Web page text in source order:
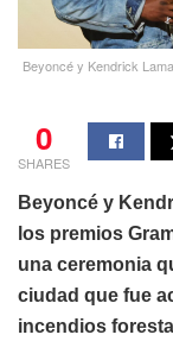
Beyoncé y Kendrick
0
SHARES
Beyoncé y
los premios
una ceremonia
ciudad que fue
incendios